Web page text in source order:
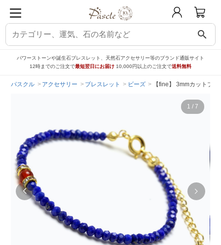
search
パワーストーンや誕生石ブレスレット、天然石アクセサリー等のブランド通販サイト
12時までのご注文で最短翌日にお届け 10,000円以上のご注文で送料無料
パスクル アクセサリー ブレスレット ビーズ 【fine】 3mmカットブ
1 / 7